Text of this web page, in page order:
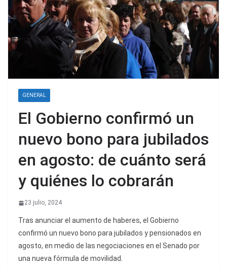
GENERAL
El Gobierno confirmó un
nuevo bono para jubilados
en agosto: de cuánto será
y quiénes lo cobrarán
23 julio, 2024
Tras anunciar el aumento de haberes, el Gobierno
confirmó un nuevo bono para jubilados y pensionados en
agosto, en medio de las negociaciones en el Senado por
una nueva fórmula de movilidad.